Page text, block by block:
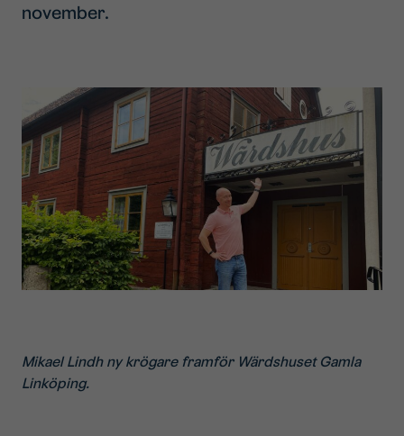
november.
Mikael Lindh ny krögare framför Wärdshuset Gamla
Linköping.